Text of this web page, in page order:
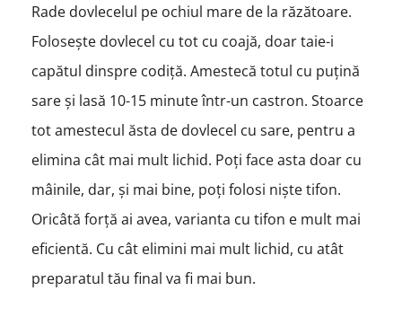
Rade dovlecelul pe ochiul mare de la răzătoare.
Folosește dovlecel cu tot cu coajă, doar taie-i
capătul dinspre codiță. Amestecă totul cu puțină
sare și lasă 10-15 minute într-un castron. Stoarce
tot amestecul ăsta de dovlecel cu sare, pentru a
elimina cât mai mult lichid. Poți face asta doar cu
mâinile, dar, și mai bine, poți folosi niște tifon.
Oricâtă forță ai avea, varianta cu tifon e mult mai
eficientă. Cu cât elimini mai mult lichid, cu atât
preparatul tău final va fi mai bun.